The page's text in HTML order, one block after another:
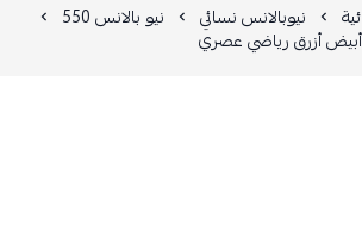
نيوبالانس نسائي نيو بالانس 550